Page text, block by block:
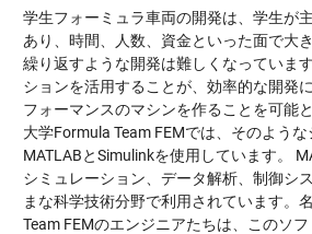
学生フォーミュラ車両の開発は、学生が
あり、時間、人数、資金といった面で大
繰り返すような開発は難しくなっていま
ションを活用することが、効率的な開発
フォーマンスのマシンを作ることを可能
大学Formula Team FEMでは、そのよう
MATLABとSimulinkを使用しています。
シミュレーション、データ解析、制御シ
まな科学技術分野で利用されています。
Team FEMのエンジニアたちは、このソフ